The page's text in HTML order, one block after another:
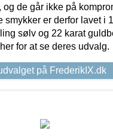
og de går ikke på
smykker er derfor lavet i
sølv og 22 karat
for at se deres udvalg.
på FrederikIX.dk